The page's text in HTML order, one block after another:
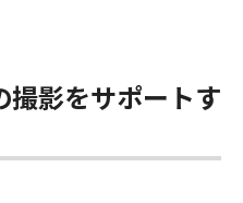
撮影をサポートす